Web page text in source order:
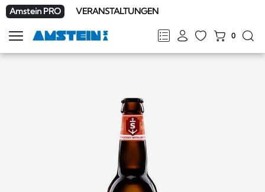
Amstein PRO VERANSTALTUNGEN
FRDEENIT
0
Navigation
zeigen